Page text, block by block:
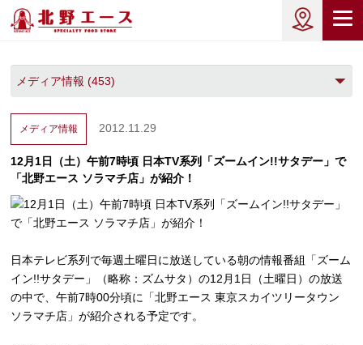
メディア情報 2012.11.29
12月1日（土）午前7時頃 日本TV系列「ズームイン!!サタデー」で
「北野エース ソラマチ店」が紹介！
日本テレビ系列で毎週土曜日に放送している朝の情報番組「ズーム
イン!!サタデー」（略称：ズムサタ）の12月1日（土曜日）の放送
の中で、午前7時00分頃に「北野エース 東京スカイツリータウン
ソラマチ店」が紹介される予定です。